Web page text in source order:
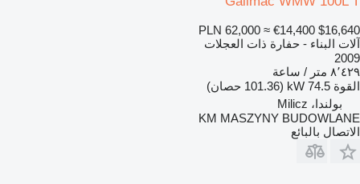
$16,640
PLN 62,000 ≈ €14,400
آلات البناء - حفارة ذات العجلات
2009
٨٬٤٢٩ متر / ساعة
القوة 74.5 kW (101.36 حصان)
بولندا، Milicz
KM MASZYNY BUDOWLANE
الاتصال بالبائع